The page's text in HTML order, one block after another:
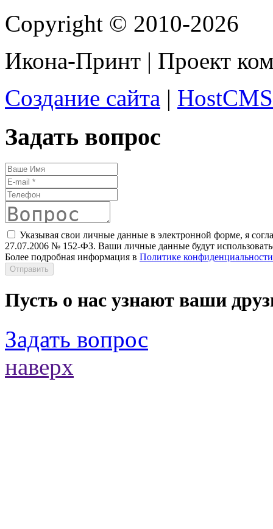
Copyright © 2010-2026
Икона-Принт | Проект
Создание сайта | HostCMS
Задать вопрос
Указывая свои личные данные в электронной форме, я
27.07.2006 № 152-ФЗ. Ваши личные данные будут
Более подробная информация в Политике конфиденциальности
Отправить
Пусть о нас узнают ваши
Задать вопрос
наверх